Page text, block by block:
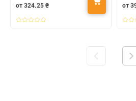
от 324.25₴
от